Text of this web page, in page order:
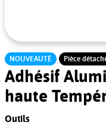
NOUVEAUTÉ Pièce
Adhésif
haute
Outils